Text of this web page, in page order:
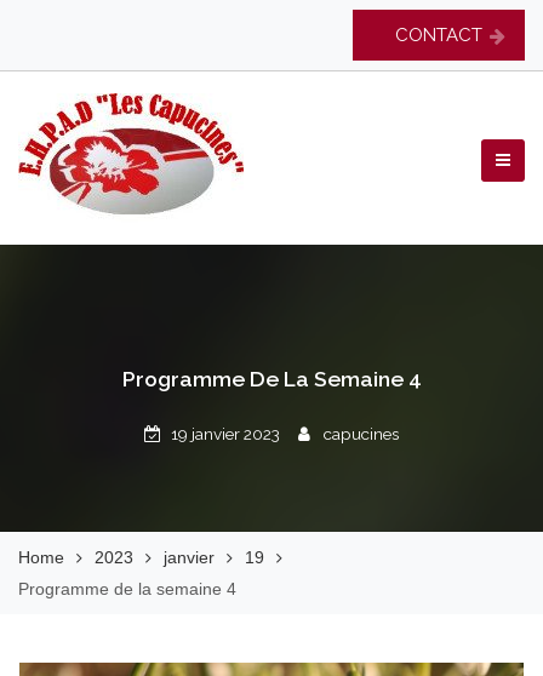
content
CONTACT
EHPAD Les Capucines
Programme De La Semaine 4
19 janvier 2023 capucines
Home 2023 janvier
19
Programme de la semaine 4